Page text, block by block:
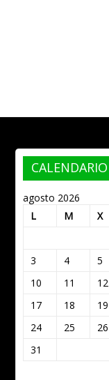
CALENDARIO
agosto 2026
L
M X
3
4 5
10
11 12
17
18 19
24
25 26
31